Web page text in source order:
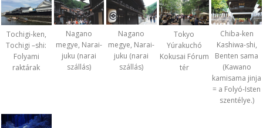
Tochigi-ken,
Tochigi –shi:
Folyami
raktárak
Nagano
megye, Narai-
juku (narai
szállás)
Nagano
megye, Narai-
juku (narai
szállás)
Tokyo
Yúrakuchó
Kokusai Fórum
tér
Chiba-ken
Kashiwa-shi,
Benten sama
(Kawano
kamisama jinja
= a Folyó-Isten
szentélye.)